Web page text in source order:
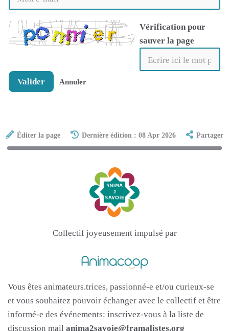
Vérification pour
sauver la page
Valider Annuler
Éditer la page Dernière édition : 08 Apr 2026 Partager
Collectif joyeusement impulsé par
Vous êtes animateurs.trices, passionné-e et/ou curieux-se
et vous souhaitez pouvoir échanger avec le collectif et être
informé-e des événements: inscrivez-vous à la liste de
discussion mail anima2savoie@framalistes.org